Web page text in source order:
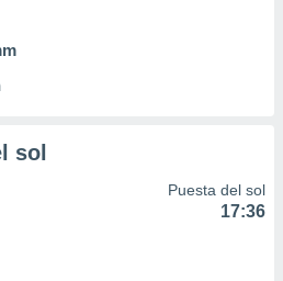
sol
Puesta del sol
17:36